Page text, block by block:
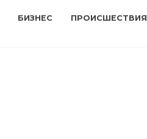
БИЗНЕС ПРОИСШЕСТВИЯ